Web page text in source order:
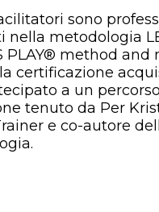
sono
nella metodologia
PLAY® method and
certificazione
a un
tenuto da Per
e co-autore